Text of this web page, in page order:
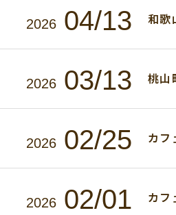
2026 04/13 和
2026 03/13 桃山
2026 02/25 カフ
2026 02/01 カフ